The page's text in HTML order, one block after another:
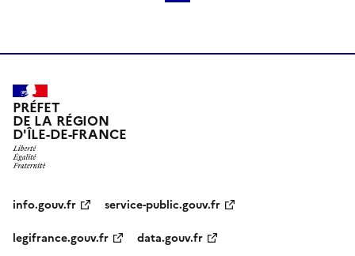
PRÉFET
DE LA RÉGION
D'ÎLE-DE-FRANCE
info.gouv.fr
service-public.gouv.fr
legifrance.gouv.fr
data.gouv.fr